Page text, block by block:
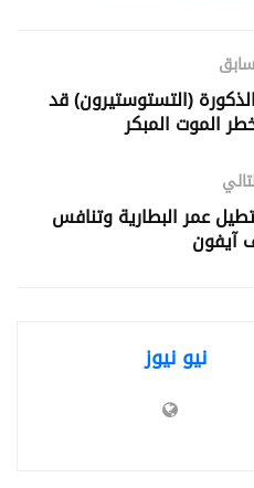
(التستوستيرون) قد
الموت المبكر
تطيل عمر البطارية وتنافس
آيفون
نيو نيوز